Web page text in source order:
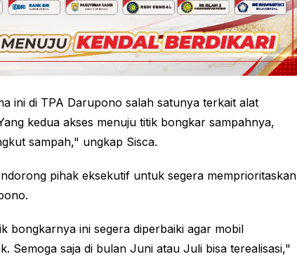
ini di TPA Darupono salah satunya terkait alat
kedua akses menuju titik bongkar sampahnya,
sampah," ungkap Sisca.
pihak eksekutif untuk segera memprioritaskan
bongkarnya ini segera diperbaiki agar mobil
Semoga saja di bulan Juni atau Juli bisa terealisasi,"